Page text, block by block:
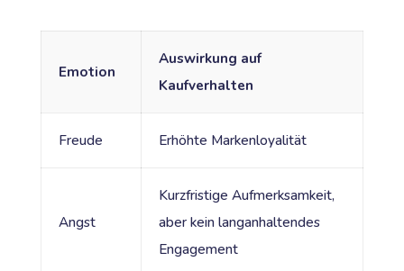
Emotion
Auswirkung auf
Kaufverhalten
Freude Erhöhte Markenloyalität
Angst
Kurzfristige Aufmerksamkeit,
aber kein langanhaltendes
Engagement